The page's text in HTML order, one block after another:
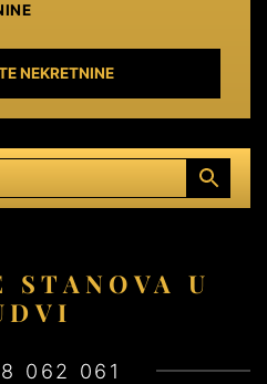
NEKRETNINE
STANOVA U
062 061